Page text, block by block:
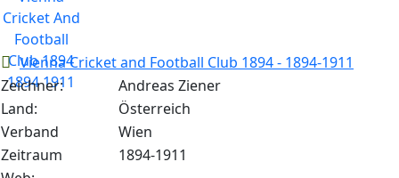
Vienna Cricket and Football Club 1894 - 1894-1911
Zeichner:
Andreas Ziener
Land:
Österreich
Verband
Wien
Zeitraum
1894-1911